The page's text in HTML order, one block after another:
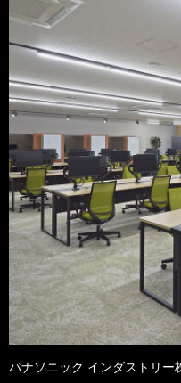
パナソニック インダストリ